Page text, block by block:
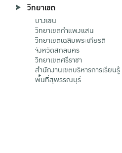
วิทยาเขต
บางเขน
วิทยาเขตกําแพงแสน
วิทยาเขตเฉลิมพระเกียรติ
จังหวัดสกลนคร
วิทยาเขตศรีราชา
สำนักงานเขตบริหารการเรียนรู้
พื้นที่สุพรรณบุรี